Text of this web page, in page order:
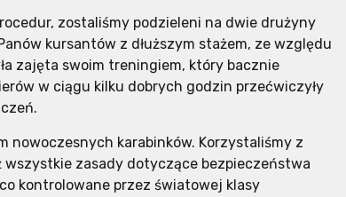
zostaliśmy podzieleni na dwie drużyny
kursantów z dłuższym stażem, ze względu
zajęta swoim treningiem, który bacznie
w ciągu kilku dobrych godzin przećwiczyły
nowoczesnych karabinków. Korzystaliśmy z
wszystkie zasady dotyczące bezpieczeństwa
kontrolowane przez światowej klasy